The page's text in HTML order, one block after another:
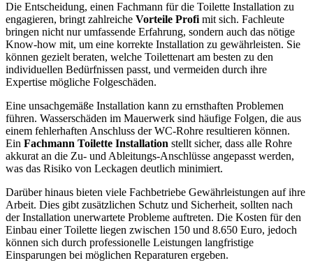
Die Entscheidung, einen Fachmann für die Toilette Installation zu
engagieren, bringt zahlreiche Vorteile Profi mit sich. Fachleute
bringen nicht nur umfassende Erfahrung, sondern auch das nötige
Know-how mit, um eine korrekte Installation zu gewährleisten. Sie
können gezielt beraten, welche Toilettenart am besten zu den
individuellen Bedürfnissen passt, und vermeiden durch ihre
Expertise mögliche Folgeschäden.
Eine unsachgemäße Installation kann zu ernsthaften Problemen
führen. Wasserschäden im Mauerwerk sind häufige Folgen, die aus
einem fehlerhaften Anschluss der WC-Rohre resultieren können.
Ein Fachmann Toilette Installation stellt sicher, dass alle Rohre
akkurat an die Zu- und Ableitungs-Anschlüsse angepasst werden,
was das Risiko von Leckagen deutlich minimiert.
Darüber hinaus bieten viele Fachbetriebe Gewährleistungen auf ihre
Arbeit. Dies gibt zusätzlichen Schutz und Sicherheit, sollten nach
der Installation unerwartete Probleme auftreten. Die Kosten für den
Einbau einer Toilette liegen zwischen 150 und 8.650 Euro, jedoch
können sich durch professionelle Leistungen langfristige
Einsparungen bei möglichen Reparaturen ergeben.